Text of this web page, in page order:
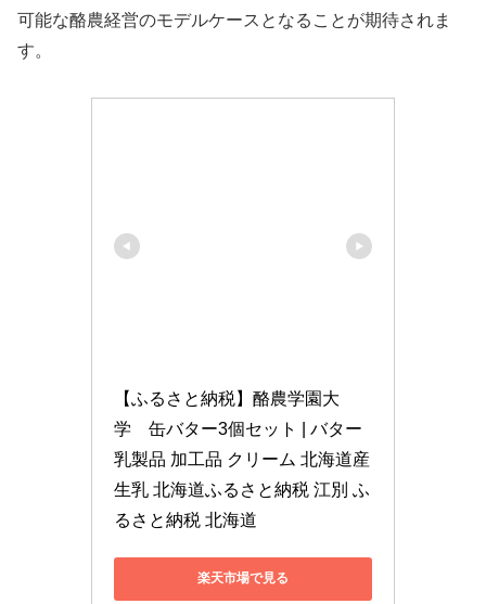
可能な酪農経営のモデルケースとなることが期待されま
す。
【ふるさと納税】酪農学園大
学　缶バター3個セット | バター
乳製品 加工品 クリーム 北海道産
生乳 北海道ふるさと納税 江別 ふ
るさと納税 北海道
楽天市場で見る